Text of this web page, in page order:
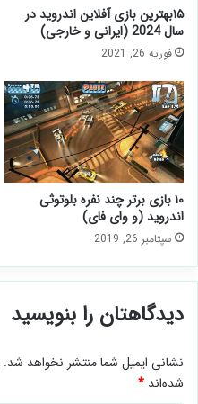
۱۵بهترین بازی آفلاین اندروید در
سال 2024 (ایرانی و خارجی)
فوریه 26, 2021
۱۰ بازی برتر چند نفره بلوتوثی
اندروید (و وای فای)
سپتامبر 26, 2019
دیدگاهتان را بنویسید
نشانی ایمیل شما منتشر نخواهد شد.
شده‌اند *